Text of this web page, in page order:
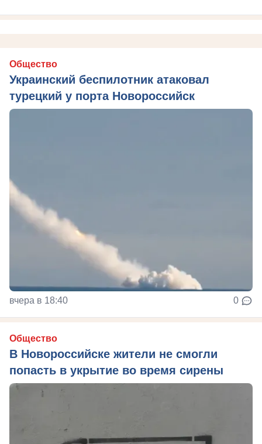
Общество
Украинский беспилотник атаковал
турецкий у порта Новороссийск
вчера в 18:40 0
Общество
В Новороссийске жители не смогли
попасть в укрытие во время сирены